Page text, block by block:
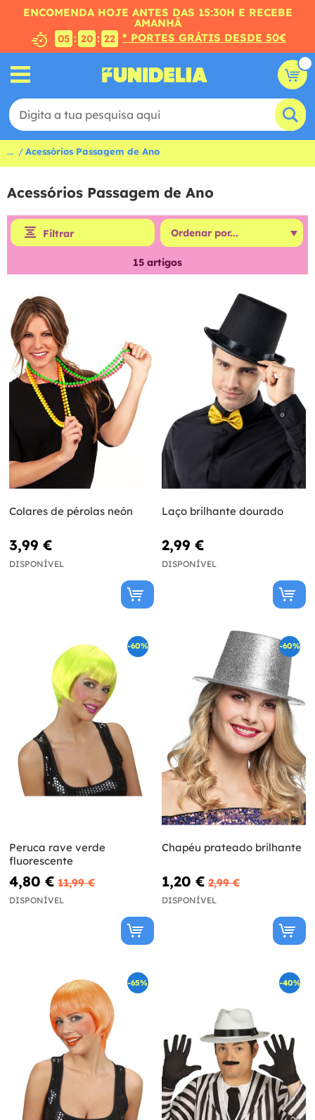
ENCOMENDA HOJE ANTES DAS 15:30H E RECEBE
AMANHÃ
05 : 20 : 21 * PORTES GRÁTIS DESDE 50€
... Acessórios Passagem de Ano
Acessórios Passagem de Ano
Filtrar
15 artigos
Colares de pérolas neón
3,99 €
DISPONÍVEL
Laço brilhante dourado
2,99 €
DISPONÍVEL
-60%
Peruca rave verde
fluorescente
4,80 € 11,99 €
DISPONÍVEL
-60%
Chapéu prateado brilhante
1,20 € 2,99 €
DISPONÍVEL
-65% -40%